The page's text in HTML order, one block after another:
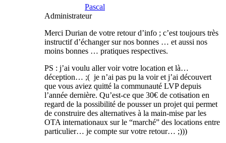
Pascal
Administrateur
Merci Durian de votre retour d’info ; c’est toujours très
instructif d’échanger sur nos bonnes … et aussi nos
moins bonnes … pratiques respectives.
PS : j’ai voulu aller voir votre location et là…
déception… ;( je n’ai pas pu la voir et j’ai découvert
que vous aviez quitté la communauté LVP depuis
l’année dernière. Qu’est-ce que 30€ de cotisation en
regard de la possibilité de pousser un projet qui permet
de construire des alternatives à la main-mise par les
OTA internationaux sur le “marché” des locations entre
particulier… je compte sur votre retour… ;)))